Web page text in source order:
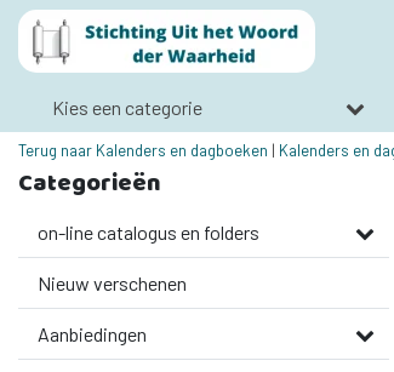
Kies een categorie
Terug naar Kalenders en dagboeken | Kalenders en
Categorieën
on-line catalogus en folders
Nieuw verschenen
Aanbiedingen